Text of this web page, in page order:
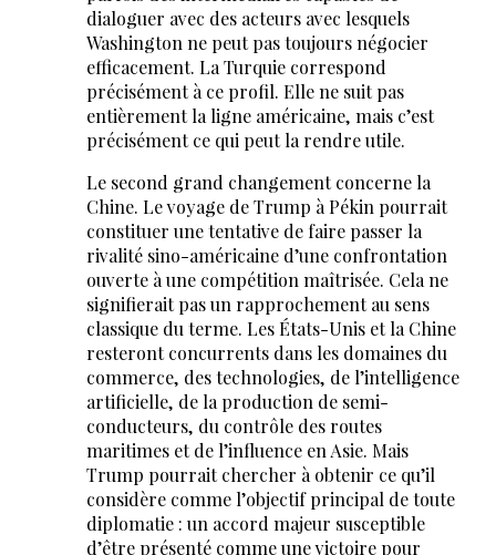
dialoguer avec des acteurs avec lesquels
Washington ne peut pas toujours négocier
efficacement. La Turquie correspond
précisément à ce profil. Elle ne suit pas
entièrement la ligne américaine, mais c’est
précisément ce qui peut la rendre utile.
Le second grand changement concerne la
Chine. Le voyage de Trump à Pékin pourrait
constituer une tentative de faire passer la
rivalité sino-américaine d’une confrontation
ouverte à une compétition maîtrisée. Cela ne
signifierait pas un rapprochement au sens
classique du terme. Les États-Unis et la Chine
resteront concurrents dans les domaines du
commerce, des technologies, de l’intelligence
artificielle, de la production de semi-
conducteurs, du contrôle des routes
maritimes et de l’influence en Asie. Mais
Trump pourrait chercher à obtenir ce qu’il
considère comme l’objectif principal de toute
diplomatie : un accord majeur susceptible
d’être présenté comme une victoire pour